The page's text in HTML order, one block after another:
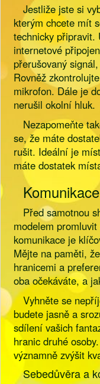
Jestliže jste si
kterým chcete mít
technicky
internetové
přerušovaný
Rovněž
mikrofon. Dále je
nerušil okolní hluk.
Nezapomeňte
se, že máte
rušit. Ideální je
máte dostatek
Před samotnou
modelem
komunikace je
Mějte na paměti,
hranicemi a
oba očekáváte, a
Vyhněte se
budete jasně a
sdílení vašich
hranic druhé
významně zvýšit
Sebedůvěra a